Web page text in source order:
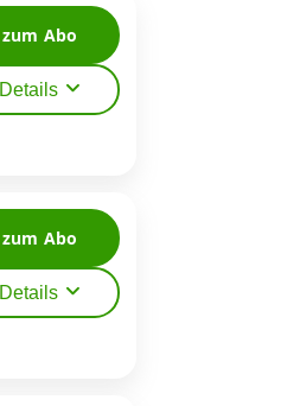
zum Abo
Details
zum Abo
Details